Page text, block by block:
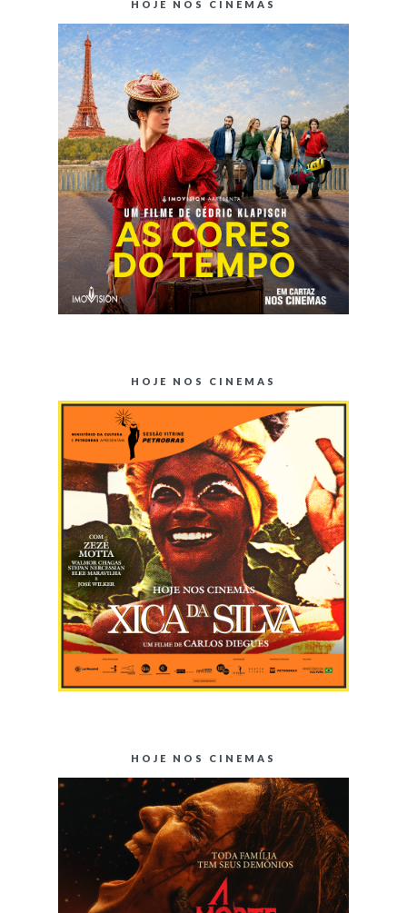
HOJE NOS CINEMAS
HOJE NOS CINEMAS
HOJE NOS CINEMAS